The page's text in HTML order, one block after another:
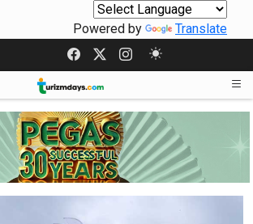
Powered by Translate